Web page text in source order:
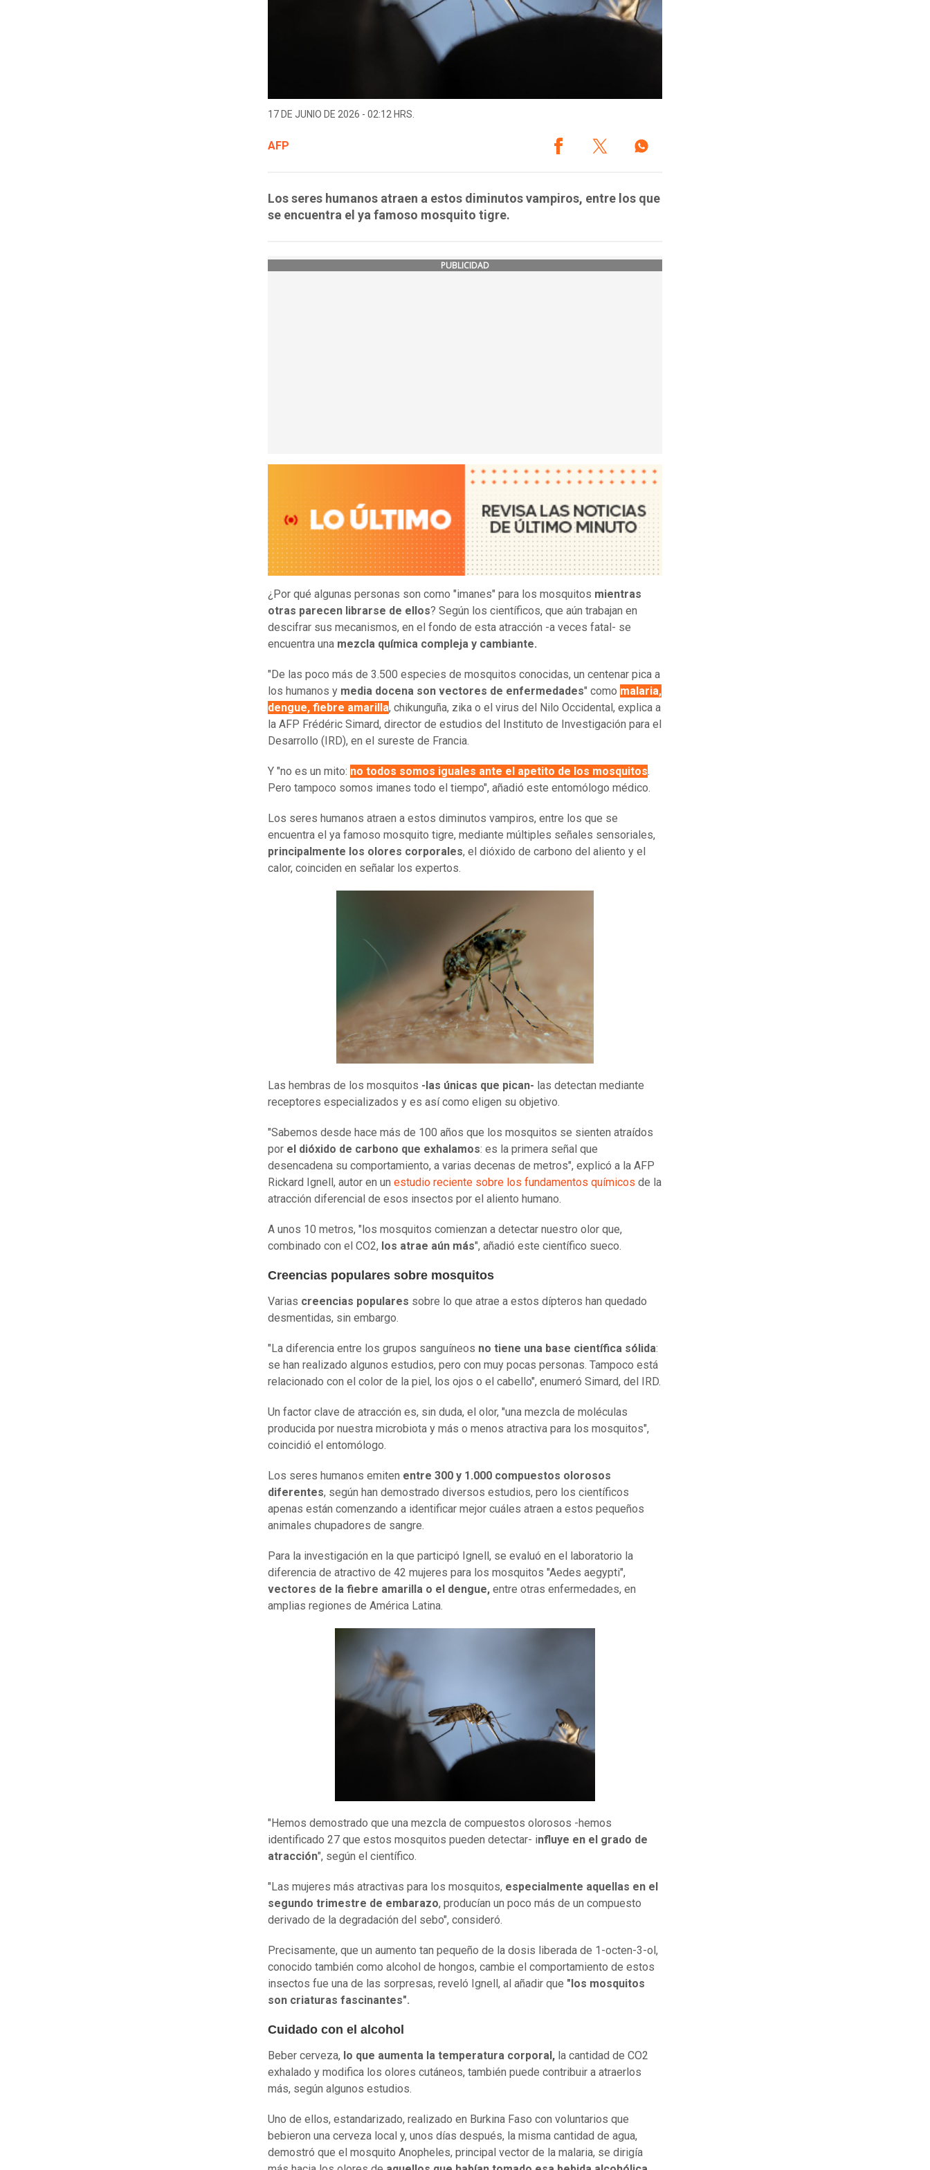
17 DE JUNIO DE 2026 - 02:12 HRS.
AFP
Los seres humanos atraen a estos diminutos vampiros, entre los que
se encuentra el ya famoso mosquito tigre.
PUBLICIDAD
¿Por qué algunas personas son como "imanes" para los mosquitos mientras
otras parecen librarse de ellos? Según los científicos, que aún trabajan en
descifrar sus mecanismos, en el fondo de esta atracción -a veces fatal- se
encuentra una mezcla química compleja y cambiante.
"De las poco más de 3.500 especies de mosquitos conocidas, un centenar pica a
los humanos y media docena son vectores de enfermedades" como malaria,
dengue, fiebre amarilla, chikunguña, zika o el virus del Nilo Occidental, explica a
la AFP Frédéric Simard, director de estudios del Instituto de Investigación para el
Desarrollo (IRD), en el sureste de Francia.
Y "no es un mito: no todos somos iguales ante el apetito de los mosquitos.
Pero tampoco somos imanes todo el tiempo", añadió este entomólogo médico.
Los seres humanos atraen a estos diminutos vampiros, entre los que se
encuentra el ya famoso mosquito tigre, mediante múltiples señales sensoriales,
principalmente los olores corporales, el dióxido de carbono del aliento y el
calor, coinciden en señalar los expertos.
Las hembras de los mosquitos -las únicas que pican- las detectan mediante
receptores especializados y es así como eligen su objetivo.
"Sabemos desde hace más de 100 años que los mosquitos se sienten atraídos
por el dióxido de carbono que exhalamos: es la primera señal que
desencadena su comportamiento, a varias decenas de metros", explicó a la AFP
Rickard Ignell, autor en un estudio reciente sobre los fundamentos químicos de la
atracción diferencial de esos insectos por el aliento humano.
A unos 10 metros, "los mosquitos comienzan a detectar nuestro olor que,
combinado con el CO2, los atrae aún más", añadió este científico sueco.
Creencias populares sobre mosquitos
Varias creencias populares sobre lo que atrae a estos dípteros han quedado
desmentidas, sin embargo.
"La diferencia entre los grupos sanguíneos no tiene una base científica sólida:
se han realizado algunos estudios, pero con muy pocas personas. Tampoco está
relacionado con el color de la piel, los ojos o el cabello", enumeró Simard, del IRD.
Un factor clave de atracción es, sin duda, el olor, "una mezcla de moléculas
producida por nuestra microbiota y más o menos atractiva para los mosquitos",
coincidió el entomólogo.
Los seres humanos emiten entre 300 y 1.000 compuestos olorosos
diferentes, según han demostrado diversos estudios, pero los científicos
apenas están comenzando a identificar mejor cuáles atraen a estos pequeños
animales chupadores de sangre.
Para la investigación en la que participó Ignell, se evaluó en el laboratorio la
diferencia de atractivo de 42 mujeres para los mosquitos "Aedes aegypti",
vectores de la fiebre amarilla o el dengue, entre otras enfermedades, en
amplias regiones de América Latina.
"Hemos demostrado que una mezcla de compuestos olorosos -hemos
identificado 27 que estos mosquitos pueden detectar- influye en el grado de
atracción", según el científico.
"Las mujeres más atractivas para los mosquitos, especialmente aquellas en el
segundo trimestre de embarazo, producían un poco más de un compuesto
derivado de la degradación del sebo", consideró.
Precisamente, que un aumento tan pequeño de la dosis liberada de 1-octen-3-ol,
conocido también como alcohol de hongos, cambie el comportamiento de estos
insectos fue una de las sorpresas, reveló Ignell, al añadir que "los mosquitos
son criaturas fascinantes".
Cuidado con el alcohol
Beber cerveza, lo que aumenta la temperatura corporal, la cantidad de CO2
exhalado y modifica los olores cutáneos, también puede contribuir a atraerlos
más, según algunos estudios.
Uno de ellos, estandarizado, realizado en Burkina Faso con voluntarios que
bebieron una cerveza local y, unos días después, la misma cantidad de agua,
demostró que el mosquito Anopheles, principal vector de la malaria, se dirigía